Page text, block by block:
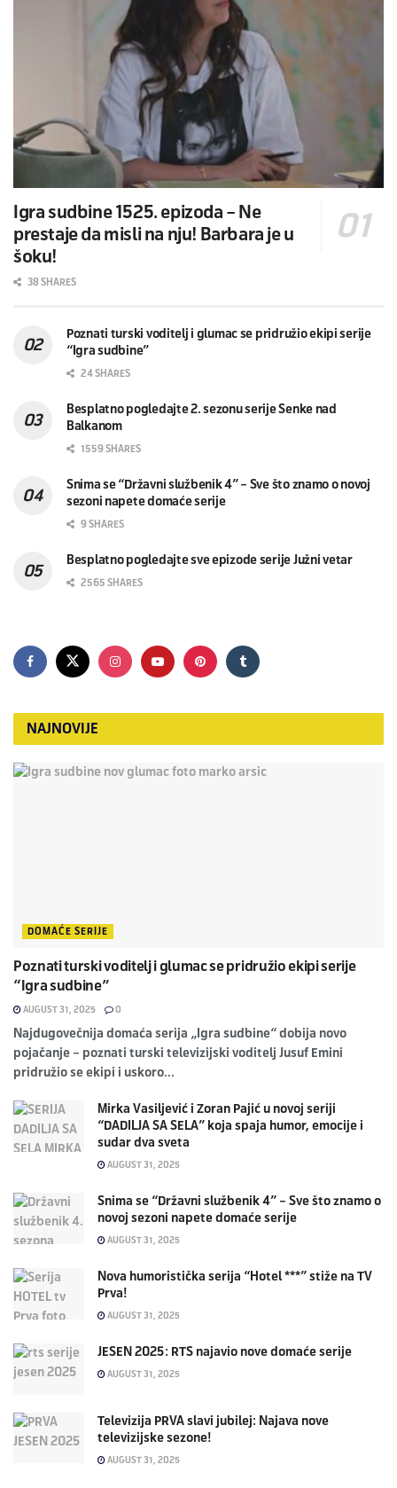
Igra sudbine 1525. epizoda – Ne
prestaje da misli na nju! Barbara je u
šoku!
38 SHARES
Poznati turski voditelj i glumac se pridružio ekipi serije
“Igra sudbine”
24 SHARES
Besplatno pogledajte 2. sezonu serije Senke nad
Balkanom
1559 SHARES
Snima se “Državni službenik 4” – Sve što znamo o novoj
sezoni napete domaće serije
9 SHARES
Besplatno pogledajte sve epizode serije Južni vetar
2565 SHARES
NAJNOVIJE
DOMAĆE SERIJE
Poznati turski voditelj i glumac se pridružio ekipi serije
“Igra sudbine”
AUGUST 31, 2025 0
Najdugovečnija domaća serija „Igra sudbine“ dobija novo
pojačanje – poznati turski televizijski voditelj Jusuf Emini
pridružio se ekipi i uskoro...
Mirka Vasiljević i Zoran Pajić u novoj seriji
“DADILJA SA SELA” koja spaja humor, emocije i
sudar dva sveta
AUGUST 31, 2025
Snima se “Državni službenik 4” – Sve što znamo o
novoj sezoni napete domaće serije
AUGUST 31, 2025
Nova humoristička serija “Hotel ***” stiže na TV
Prva!
AUGUST 31, 2025
JESEN 2025: RTS najavio nove domaće serije
AUGUST 31, 2025
Televizija PRVA slavi jubilej: Najava nove
televizijske sezone!
AUGUST 31, 2025